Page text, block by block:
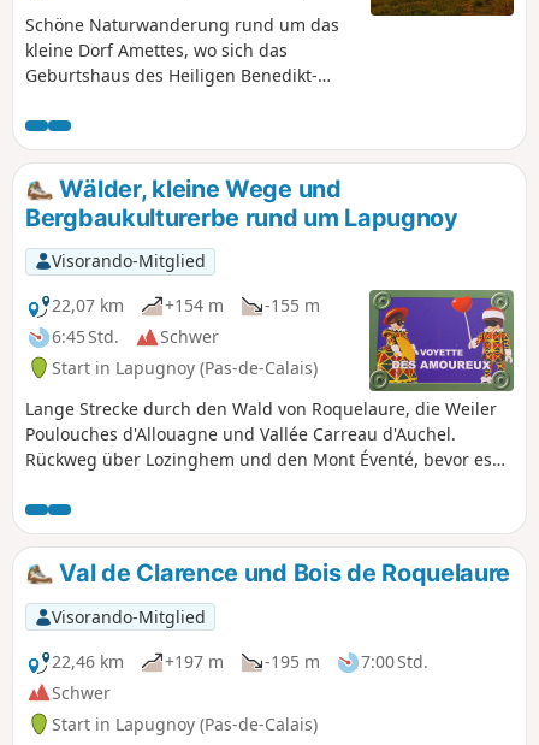
Schöne Naturwanderung rund um das
kleine Dorf Amettes, wo sich das
Geburtshaus des Heiligen Benedikt-
Wälder, kleine Wege und
Bergbaukulturerbe rund um Lapugnoy
Visorando-Mitglied
22,07 km
+154 m
-155 m
6:45 Std.
Schwer
Start in Lapugnoy (Pas-de-Calais)
Lange Strecke durch den Wald von Roquelaure, die Weiler
Poulouches d'Allouagne und Vallée Carreau d'Auchel.
Rückweg über Lozinghem und den Mont Éventé, bevor es
des Bois des Dames geht.Relativ wenig Asphalt (aber wir
befinden uns immerhin in einem städtischen Gebiet), bei
feuchtem Wetter können einige Wege jedoch schwierig
werden.Val de Clarence und Bois de Roquelaure
Visorando-Mitglied
22,46 km
+197 m -195 m
7:00 Std.
Schwer
Start in Lapugnoy (Pas-de-Calais)